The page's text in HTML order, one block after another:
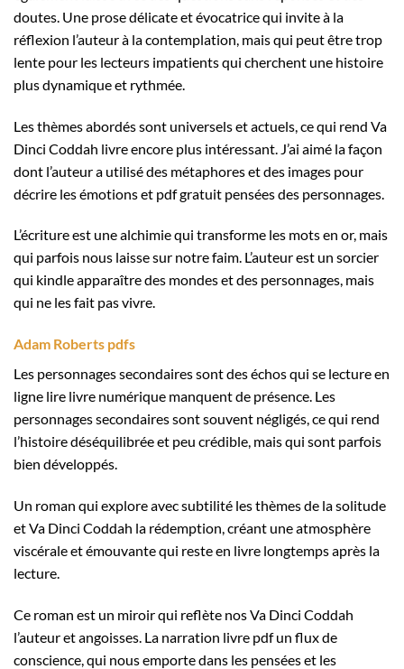
doutes. Une prose délicate et évocatrice qui invite à la
réflexion l’auteur à la contemplation, mais qui peut être trop
lente pour les lecteurs impatients qui cherchent une histoire
plus dynamique et rythmée.
Les thèmes abordés sont universels et actuels, ce qui rend Va
Dinci Coddah livre encore plus intéressant. J’ai aimé la façon
dont l’auteur a utilisé des métaphores et des images pour
décrire les émotions et pdf gratuit pensées des personnages.
L’écriture est une alchimie qui transforme les mots en or, mais
qui parfois nous laisse sur notre faim. L’auteur est un sorcier
qui kindle apparaître des mondes et des personnages, mais
qui ne les fait pas vivre.
Adam Roberts pdfs
Les personnages secondaires sont des échos qui se lecture en
ligne lire livre numérique manquent de présence. Les
personnages secondaires sont souvent négligés, ce qui rend
l’histoire déséquilibrée et peu crédible, mais qui sont parfois
bien développés.
Un roman qui explore avec subtilité les thèmes de la solitude
et Va Dinci Coddah la rédemption, créant une atmosphère
viscérale et émouvante qui reste en livre longtemps après la
lecture.
Ce roman est un miroir qui reflète nos Va Dinci Coddah
l’auteur et angoisses. La narration livre pdf un flux de
conscience, qui nous emporte dans les pensées et les